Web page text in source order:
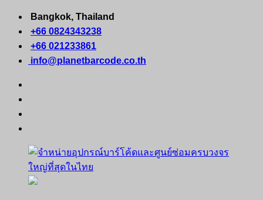
Skip
content
Bangkok, Thailand
+66 0824343238
+66 021233861
info@planetbarcode.co.th